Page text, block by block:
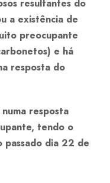
resultantes do
a existência de
preocupante
e há
resposta do
resposta
tendo o
passado dia 22 de